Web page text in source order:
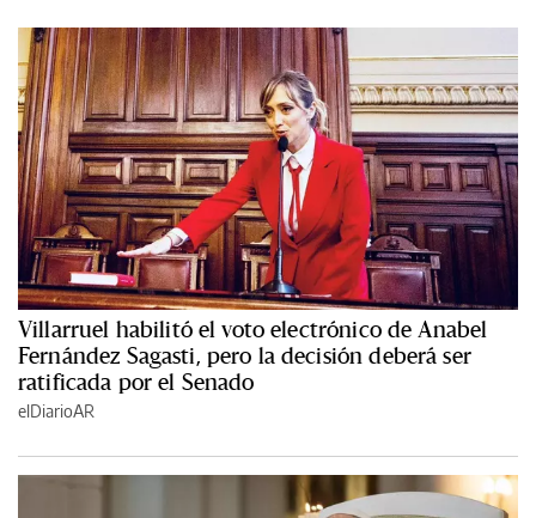
Villarruel habilitó el voto electrónico de Anabel
Fernández Sagasti, pero la decisión deberá ser
ratificada por el Senado
elDiarioAR